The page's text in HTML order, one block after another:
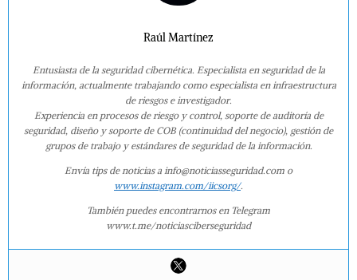
Raúl Martínez
Entusiasta de la seguridad cibernética. Especialista en seguridad de la
información, actualmente trabajando como especialista en infraestructura
de riesgos e investigador.
Experiencia en procesos de riesgo y control, soporte de auditoría de
seguridad, diseño y soporte de COB (continuidad del negocio), gestión de
grupos de trabajo y estándares de seguridad de la información.
Envía tips de noticias a info@noticiasseguridad.com o
www.instagram.com/iicsorg/.
También puedes encontrarnos en Telegram
www.t.me/noticiasciberseguridad